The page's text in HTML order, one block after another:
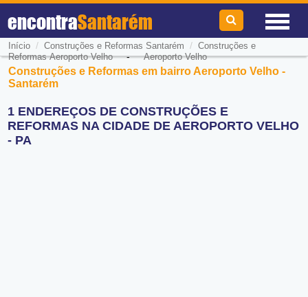
encontraSantarém
Início / Construções e Reformas Santarém / Construções e
Reformas Aeroporto Velho-Aeroporto Velho
Construções e Reformas em bairro Aeroporto Velho -
Santarém
1 ENDEREÇOS DE CONSTRUÇÕES E
REFORMAS NA CIDADE DE AEROPORTO VELHO
- PA